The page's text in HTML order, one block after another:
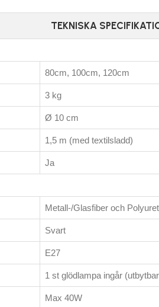
TEKNISKA
80cm, 100cm, 120cm
3 kg
Ø 10 cm
1,5 m (med textilsladd)
Ja
Metall-/Glasfiber och
Svart
E27
1 st glödlampa ingår
Max 40W